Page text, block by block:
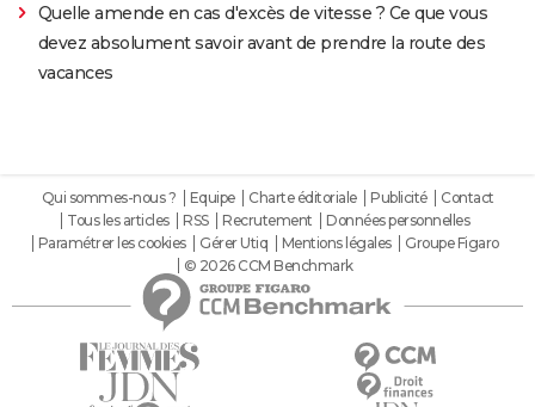
Quelle amende en cas d'excès de vitesse ? Ce que vous
devez absolument savoir avant de prendre la route des
vacances
Qui sommes-nous ? Equipe Charte éditoriale Publicité
Contact
Tous les articles
RSS Recrutement
Données personnelles
Paramétrer les cookies
Gérer Utiq Mentions légales
Groupe Figaro
© 2026 CCM Benchmark